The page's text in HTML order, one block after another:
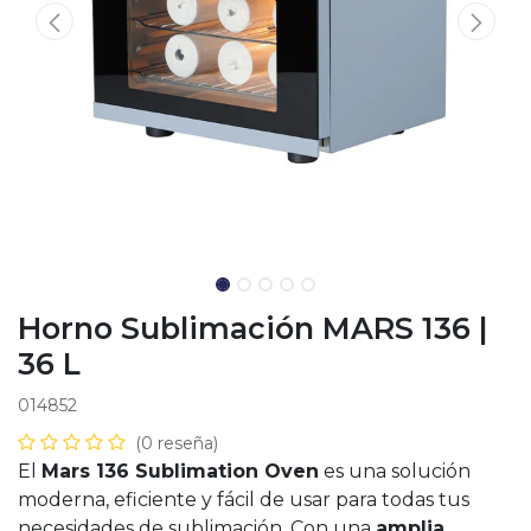
Horno Sublimación MARS 136 |
36 L
014852
(0 reseña)
El Mars 136 Sublimation Oven es una solución
moderna, eficiente y fácil de usar para todas tus